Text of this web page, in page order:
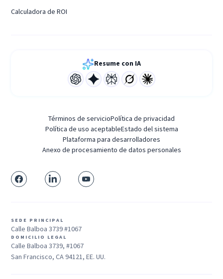
Calculadora de ROI
Resume con IA
Términos de servicioPolítica de privacidad
Política de uso aceptableEstado del sistema
Plataforma para desarrolladores
Anexo de procesamiento de datos personales
SEDE PRINCIPAL
Calle Balboa 3739 #1067
DOMICILIO LEGAL
Calle Balboa 3739, #1067
San Francisco, CA 94121, EE. UU.